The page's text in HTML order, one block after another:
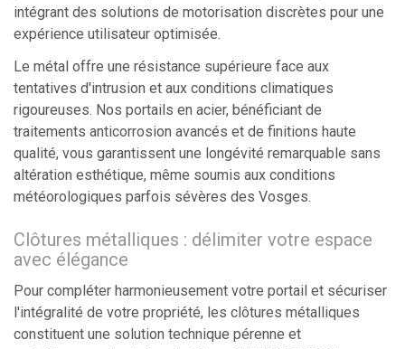
intégrant des solutions de motorisation discrètes pour une
expérience utilisateur optimisée.
Le métal offre une résistance supérieure face aux
tentatives d'intrusion et aux conditions climatiques
rigoureuses. Nos portails en acier, bénéficiant de
traitements anticorrosion avancés et de finitions haute
qualité, vous garantissent une longévité remarquable sans
altération esthétique, même soumis aux conditions
météorologiques parfois sévères des Vosges.
Clôtures métalliques : délimiter votre espace
avec élégance
Pour compléter harmonieusement votre portail et sécuriser
l'intégralité de votre propriété, les clôtures métalliques
constituent une solution technique pérenne et